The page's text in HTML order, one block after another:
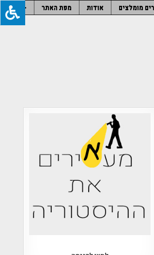
מומלצים אודות מפת האתר –